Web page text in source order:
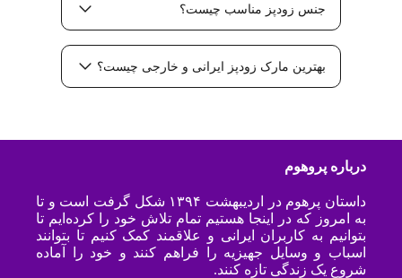
جنس زودپز مناسب چیست؟
بهترین مارک زودپز ایرانی و خارجی چیست؟
درباره پروهوم
داستان پرهوم در اردیبهشت ۱۳۹۴ شکل گرفت است و تا
به امروز که در اینجا هستیم تمام تلاش خود را کرده‌ایم تا
بتوانیم به کاربران ایرانی و علاقمند کمک کنیم تا بتوانند
اسباب و وسایل جهیزیه را فراهم کنند و خود را آماده
شروع یک زندگی تازه کنند.